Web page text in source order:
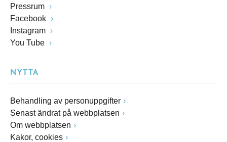
Pressrum
Facebook
Instagram
You Tube
NYTTA
Behandling av personuppgifter
Senast ändrat på webbplatsen
Om webbplatsen
Kakor, cookies